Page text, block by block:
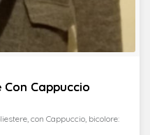
Cappuccio
con Cappuccio, bicolore: